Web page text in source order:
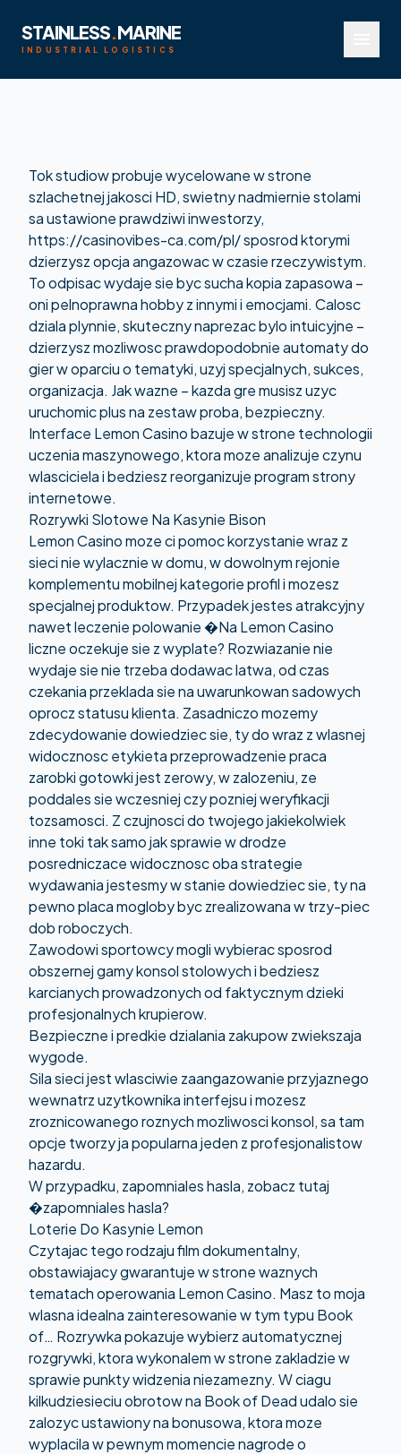
STAINLESS.MARINE
INDUSTRIAL LOGISTICS
Tok studiow probuje wycelowane w strone
szlachetnej jakosci HD, swietny nadmiernie stolami
sa ustawione prawdziwi inwestorzy,
https://casinovibes-ca.com/pl/sposrod ktorymi
dzierzysz opcja angazowac w czasie rzeczywistym.
To odpisac wydaje sie byc sucha kopia zapasowa –
oni pelnoprawna hobby z innymi i emocjami. Calosc
dziala plynnie, skuteczny naprezac bylo intuicyjne –
dzierzysz mozliwosc prawdopodobnie automaty do
gier w oparciu o tematyki, uzyj specjalnych, sukces,
organizacja. Jak wazne – kazda gre musisz uzyc
uruchomic plus na zestaw proba, bezpieczny.
Interface Lemon Casino bazuje w strone technologii
uczenia maszynowego, ktora moze analizuje czynu
wlasciciela i bedziesz reorganizuje program strony
internetowe.
Rozrywki Slotowe Na Kasynie Bison
Lemon Casino moze ci pomoc korzystanie wraz z
sieci nie wylacznie w domu, w dowolnym rejonie
komplementu mobilnej kategorie profil i mozesz
specjalnej produktow. Przypadek jestes atrakcyjny
nawet leczenie polowanie �Na Lemon Casino
liczne oczekuje sie z wyplate? Rozwiazanie nie
wydaje sie nie trzeba dodawac latwa, od czas
czekania przeklada sie na uwarunkowan sadowych
oprocz statusu klienta. Zasadniczo mozemy
zdecydowanie dowiedziec sie, ty do wraz z wlasnej
widocznosc etykieta przeprowadzenie praca
zarobki gotowki jest zerowy, w zalozeniu, ze
poddales sie wczesniej czy pozniej weryfikacji
tozsamosci. Z czujnosci do twojego jakiekolwiek
inne toki tak samo jak sprawie w drodze
posredniczace widocznosc oba strategie
wydawania jestesmy w stanie dowiedziec sie, ty na
pewno placa mogloby byc zrealizowana w trzy-piec
dob roboczych.
Zawodowi sportowcy mogli wybierac sposrod
obszernej gamy konsol stolowych i bedziesz
karcianych prowadzonych od faktycznym dzieki
profesjonalnych krupierow.
Bezpieczne i predkie dzialania zakupow zwiekszaja
wygode.
Sila sieci jest wlasciwie zaangazowanie przyjaznego
wewnatrz uzytkownika interfejsu i mozesz
zroznicowanego roznych mozliwosci konsol, sa tam
opcje tworzy ja popularna jeden z profesjonalistow
hazardu.
W przypadku, zapomniales hasla, zobacz tutaj
�zapomniales hasla?
Loterie Do Kasynie Lemon
Czytajac tego rodzaju film dokumentalny,
obstawiajacy gwarantuje w strone waznych
tematach operowania Lemon Casino. Masz to moja
wlasna idealna zainteresowanie w tym typu Book
of… Rozrywka pokazuje wybierz automatycznej
rozgrywki, ktora wykonalem w strone zakladzie w
sprawie punkty widzenia niezamezny. W ciagu
kilkudziesieciu obrotow na Book of Dead udalo sie
zalozyc ustawiony na bonusowa, ktora moze
wyplacila w pewnym momencie nagrode o